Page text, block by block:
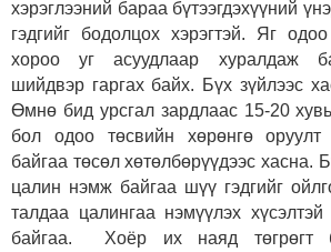
хэрэглээний бараа бүтээгдэхүүний
гэдгийг бодолцох хэрэгтэй. Яг
хороо уг асуудлаар хуралдаж
шийдвэр гаргах байх. Бүх зүйлээс
Өмнө бид урсгал зардлаас 15-20
бол одоо төсвийн хөрөнгө
байгаа төсөл хөтөлбөрүүдээс хасна.
цалин нэмж байгаа шүү гэдгийг
талдаа цалингаа нэмүүлэх
байгаа. Хоёр их наяд төгрөгт